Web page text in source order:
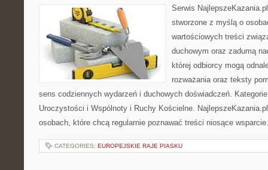
Serwis
stworzone z myślą o
wartościowych treści
duchowym oraz zadumą
której odbiorcy mogą
rozważania oraz teksty
sens codziennych wydarzeń i duchowych doświadczeń.
Uroczystości i Wspólnoty i Ruchy Kościelne.
osobach, które chcą regularnie poznawać treści niosące
CATEGORIES: EUROPEJSKIE RAJE PIASKU